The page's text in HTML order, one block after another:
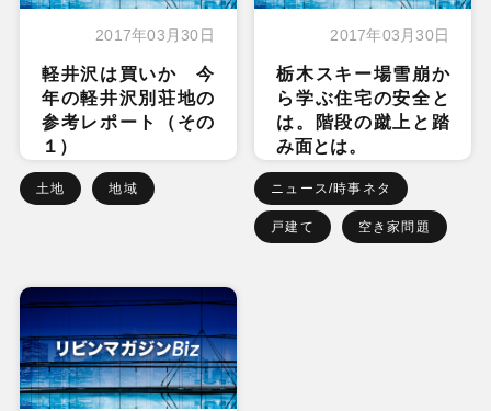
2017年03月30日
軽井沢は買いか 今
年の軽井沢別荘地の
参考レポート（その
１）
土地 地域
2017年03月30日
栃木スキー場雪崩か
ら学ぶ住宅の安全と
は。階段の蹴上と踏
み面とは。
ニュース/時事ネタ
戸建て 空き家問題